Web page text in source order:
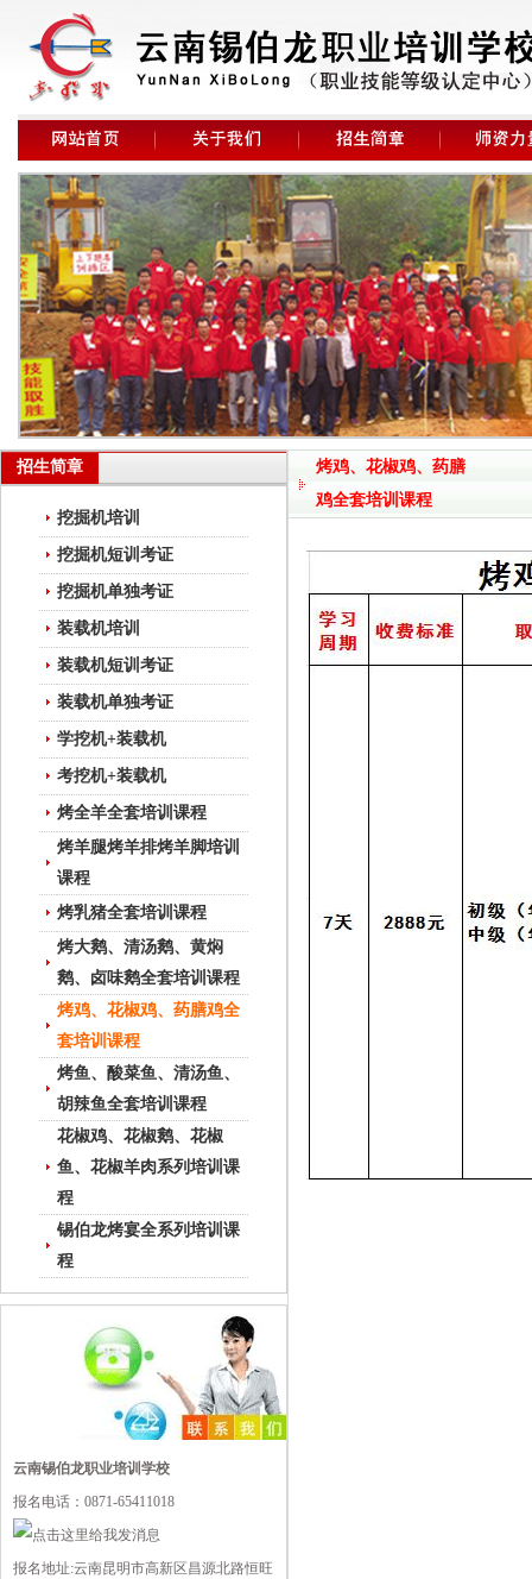
招生简章
挖掘机培训
挖掘机短训考证
挖掘机单独考证
装载机培训
装载机短训考证
装载机单独考证
学挖机+装载机
考挖机+装载机
烤全羊全套培训课程
烤羊腿烤羊排烤羊脚培训
课程
烤乳猪全套培训课程
烤大鹅、清汤鹅、黄焖
鹅、卤味鹅全套培训课程
烤鸡、花椒鸡、药膳鸡全
套培训课程
烤鱼、酸菜鱼、清汤鱼、
胡辣鱼全套培训课程
花椒鸡、花椒鹅、花椒
鱼、花椒羊肉系列培训课
程
锡伯龙烤宴全系列培训课
程
云南锡伯龙职业培训学校
报名电话：0871-65411018
报名地址:云南昆明市高新区昌源北路恒旺
烤鸡、花椒鸡、药膳
鸡全套培训课程